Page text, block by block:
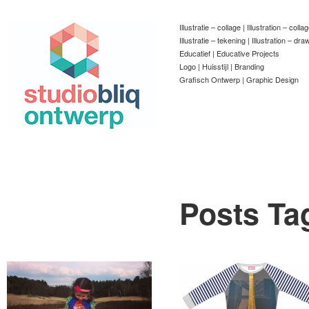
Illustratie – collage | Illustration –
Illustratie – tekening | Illustration –
Educatief | Educative Projects
Logo | Huisstijl | Branding
Grafisch Ontwerp | Graphic Design
Posts